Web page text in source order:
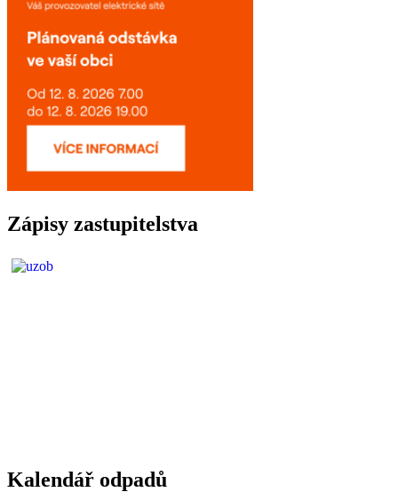
Zápisy zastupitelstva
Kalendář odpadů